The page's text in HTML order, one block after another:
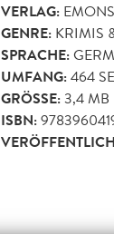
VERLAG:
GENRE: KRIMIS
SPRACHE:
UMFANG:464
GRÖSSE: 3,4 MB
ISBN: